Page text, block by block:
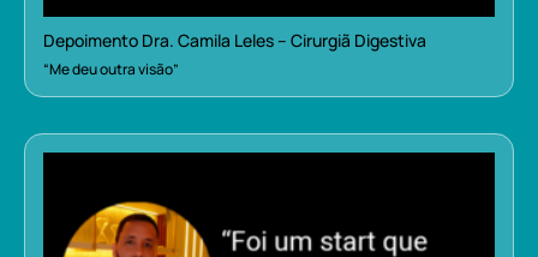
Depoimento Dra. Camila Leles – Cirurgiã Digestiva
“Me deu outra visão”